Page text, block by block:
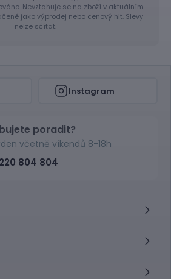
Nevztahuje se na zboží v aktuálním
jako výprodej nebo cenový hit. Slevy
nelze sčítat.
Instagram
poradit?
včetně víkendů 8-18h
804 804